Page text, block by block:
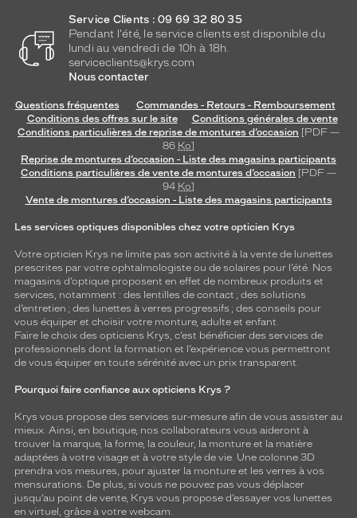
Service Clients : 09 69 32 80 35
Pendant l'été, le service clients est disponible du
lundi au vendredi de 10h à 18h.
serviceclients@krys.com
Nous contacter
Questions fréquentes
Commandes - Retours - Remboursement
Conditions des offres sur le site
Conditions générales de vente
Conditions particulières de reprise de montures d’occasion [PDF —
86 Ko]
Reprise de montures d’occasion - Liste des magasins participants
Conditions particulières de vente de montures d’occasion [PDF —
94 Ko]
Vente de montures d’occasion - Liste des magasins participants
Les services optiques disponibles chez votre opticien Krys
Votre opticien Krys ne limite pas son activité à la vente de lunettes
prescrites par votre ophtalmologiste ou de solaires pour l’été. Nos
magasins d’optique proposent en effet de nombreux produits et
services, notamment : des lentilles de contact ; des solutions
d’entretien ; des lunettes à verres progressifs ; des conseils pour
vous équiper et choisir votre monture, adulte et enfant.
Faire le choix des opticiens Krys, c’est bénéficier des services de
professionnels dont la formation et l’expérience vous permettront
de vous équiper en toute sérénité avec un prix transparent.
Pourquoi faire confiance aux opticiens Krys ?
Krys vous propose des services sur-mesure afin de vous assister au
mieux. Ainsi, en boutique, nos collaborateurs vous aideront à
trouver la marque, la forme, la couleur, la monture et la matière
adaptées à votre visage et à votre style de vie. Une colonne 3D
prendra vos mesures, pour ajuster la monture et les verres à vos
mensurations. De plus, si vous ne pouvez pas vous déplacer
jusqu’au point de vente, Krys vous propose d’essayer vos lunettes
en virtuel, grâce à votre webcam.